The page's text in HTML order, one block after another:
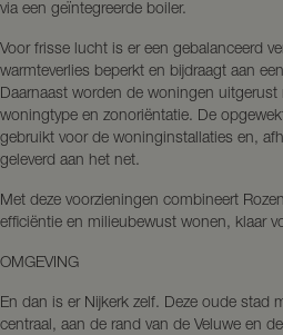
via een geïntegreerde boiler.
Voor frisse lucht is er een gebalanceerd
warmteverlies beperkt en bijdraagt aan
Daarnaast worden de woningen
woningtype en zonoriëntatie. De
gebruikt voor de woninginstallaties en,
geleverd aan het net.
Met deze voorzieningen combineert
efficiëntie en milieubewust wonen, klaar
OMGEVING
En dan is er Nijkerk zelf. Deze oude stad
centraal, aan de rand van de Veluwe en